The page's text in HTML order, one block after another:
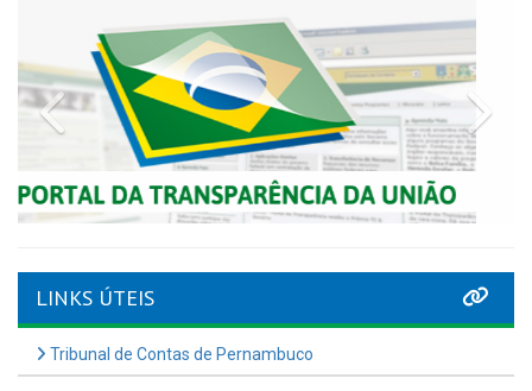
Previous
LINKS ÚTEIS
Tribunal de Contas de Pernambuco